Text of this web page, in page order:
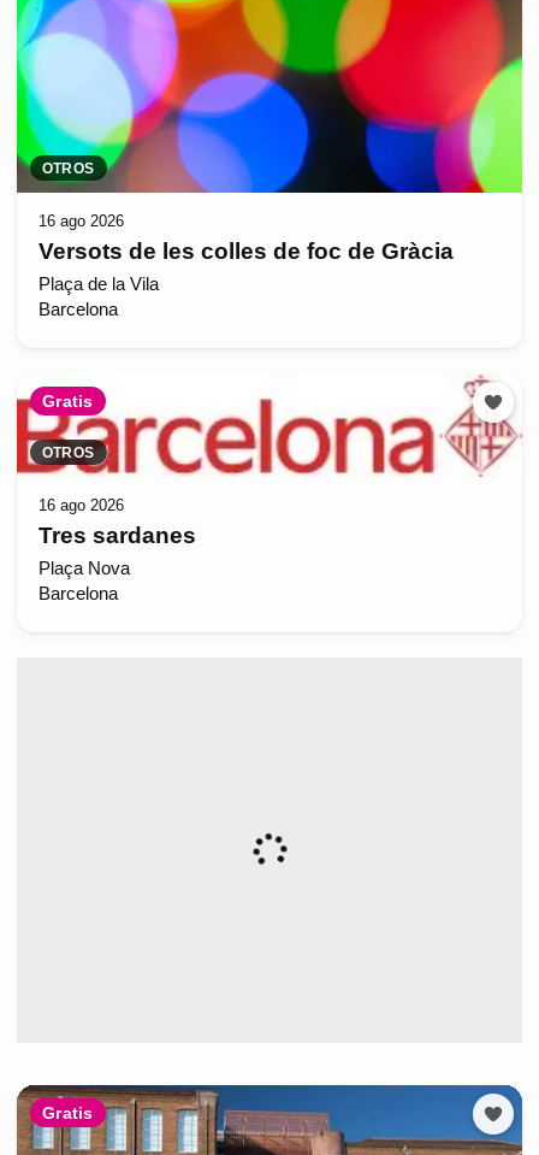
OTROS
16 ago 2026
Versots de les colles de foc de Gràcia
Plaça de la Vila
Barcelona
Gratis
OTROS
16 ago 2026
Tres sardanes
Plaça Nova
Barcelona
Gratis